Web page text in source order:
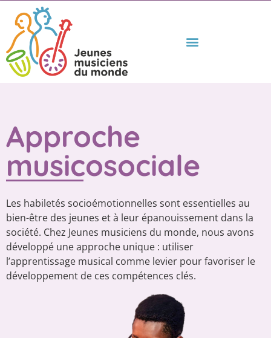
Approche
musicosociale
Les habiletés socioémotionnelles sont essentielles au
bien-être des jeunes et à leur épanouissement dans la
société. Chez Jeunes musiciens du monde, nous avons
développé une approche unique : utiliser
l’apprentissage musical comme levier pour favoriser le
développement de ces compétences clés.